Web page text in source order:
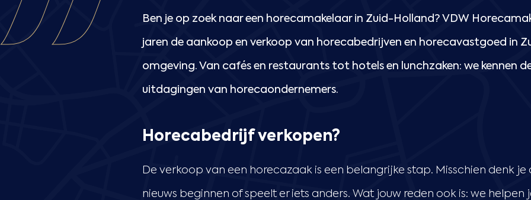
Ben je op zoek naar een horecamakelaar in Zuid-Holland? VDW
jaren de aankoop en verkoop van horecabedrijven en horecavastgoed in
omgeving. Van cafés en restaurants tot hotels en lunchzaken: we kennen
uitdagingen van horecaondernemers.
Horecabedrijf verkopen?
De verkoop van een horecazaak is een belangrijke stap. Misschien denk je
nieuws beginnen of speelt er iets anders. Wat jouw reden ook is: we helpen